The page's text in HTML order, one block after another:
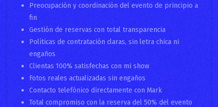
Preocupación y coordinación del evento de principio a
fin
Gestión de reservas con total transparencia
Políticas de contratación claras, sin letra chica ni
engaños
Clientas 100% satisfechas con mi show
Fotos reales actualizadas sin engaños
Contacto telefónico directamente con Mark
Total compromiso con la reserva del 50% del evento